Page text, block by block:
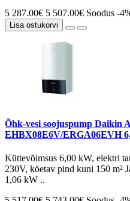
5 287.00€ 5 507.00€ Soodus -
Lisa ostukorvi
Õhk-vesi soojuspump Daikin
EHBX08E6V/ERGA06EVH
Küttevõimsus 6,00 kW, elektri
230V, köetav pind kuni 150 m²
1,06 kW ..